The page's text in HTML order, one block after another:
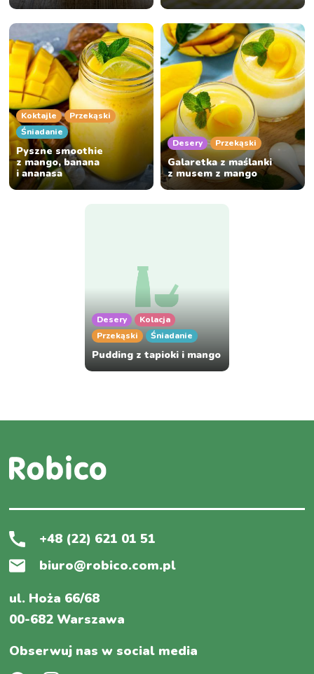
Koktajle
Przekąski
Śniadanie
Pyszne smoothie
z mango, banana
i ananasa
Desery Przekąski
Galaretka z maślanki
z musem z mango
Desery
Kolacja
Przekąski
Śniadanie
Pudding z tapioki i mango
+48 (22) 621 01 51
biuro@robico.com.pl
ul. Hoża 66/68
00-682 Warszawa
Obserwuj nas w social media